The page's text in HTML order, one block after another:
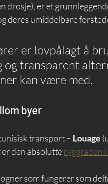
drosje), er et
deres umiddelbare
er lovpålagt å
transparent
kan være med.
byer
transport – Louage
er den absolutte ryggraden
som fungerer som